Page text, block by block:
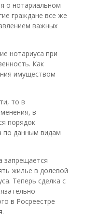
о нотариальном
граждане все же
важных
нотариуса при
Как
имуществом
то в
в
порядок
по данным видам
запрещается
жилье в долевой
Теперь сделка с
в Росреестре